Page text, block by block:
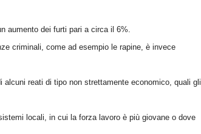
aumento dei furti pari a circa il 6%.
criminali, come ad esempio le rapine, è invece
alcuni reati di tipo non strettamente economico, quali gli
locali, in cui la forza lavoro è più giovane o dove